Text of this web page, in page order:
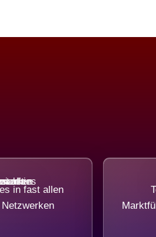
in fast allen